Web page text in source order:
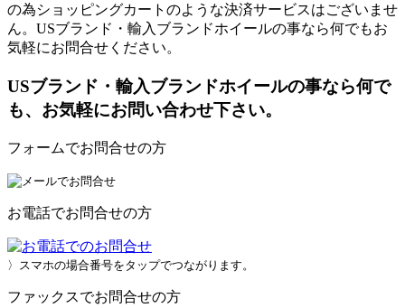
の為ショッピングカートのような決済サービスはございませ
ん。USブランド・輸入ブランドホイールの事なら何でもお
気軽にお問合せください。
USブランド・輸入ブランドホイールの事なら何で
も、お気軽にお問い合わせ下さい。
フォームでお問合せの方
お電話でお問合せの方
〉スマホの場合番号をタップでつながります。
ファックスでお問合せの方